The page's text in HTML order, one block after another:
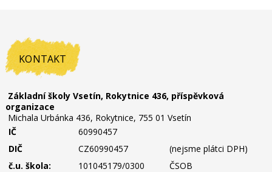
KONTAKT
Základní školy Vsetín, Rokytnice 436, příspěvková
organizace
Michala Urbánka 436, Rokytnice, 755 01 Vsetín
IČ
60990457
DIČ
CZ60990457
(nejsme plátci DPH)
č.u. škola:
101045179/0300
ČSOB